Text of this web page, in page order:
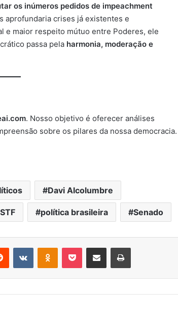
os inúmeros pedidos de impeachment
aprofundaria crises já existentes e
e maior respeito mútuo entre Poderes, ele
passa pela harmonia, moderação e
. Nosso objetivo é oferecer análises
sobre os pilares da nossa democracia.
Davi Alcolumbre
política brasileira Senado
Reddit VK OK Pocket Compartilhar via e-mail Imprimir